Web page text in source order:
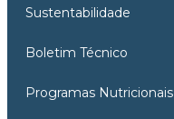
Sustentabilidade
Boletim Técnico
Programas Nutricionais